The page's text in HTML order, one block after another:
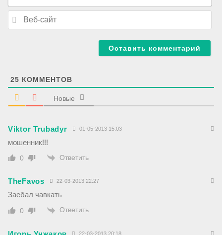
a
25 КОММЕНТОВ
Новые
Viktor Trubadyr 01-05-2013 15:03
мошенник!!!
0 Ответить
TheFavos 22-03-2013 22:27
Заебал чавкать
0 Ответить
22-03-2013 20:18